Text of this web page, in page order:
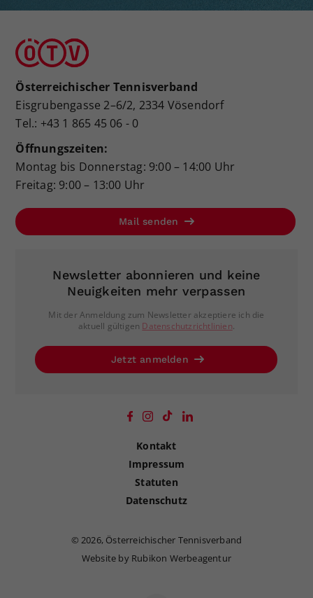
Österreichischer Tennisverband
Eisgrubengasse 2–6/2, 2334 Vösendorf
Tel.: +43 1 865 45 06 - 0
Öffnungszeiten:
Montag bis Donnerstag: 9:00 – 14:00 Uhr
Freitag: 9:00 – 13:00 Uhr
Mail senden
Newsletter abonnieren und keine
Neuigkeiten mehr verpassen
Mit der Anmeldung zum Newsletter akzeptiere ich die
aktuell gültigen Datenschutzrichtlinien.
Jetzt anmelden
Kontakt
Impressum
Statuten
Datenschutz
©2026, Österreichischer Tennisverband
Website by Rubikon Werbeagentur